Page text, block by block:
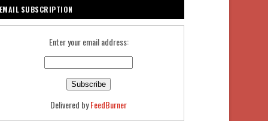
EMAIL SUBSCRIPTION
Enter your email address:
Delivered byFeedBurner